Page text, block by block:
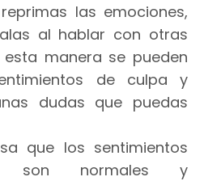
las emociones,
al hablar con otras
esta manera se pueden
de culpa y
dudas que puedas
que los sentimientos
son normales y